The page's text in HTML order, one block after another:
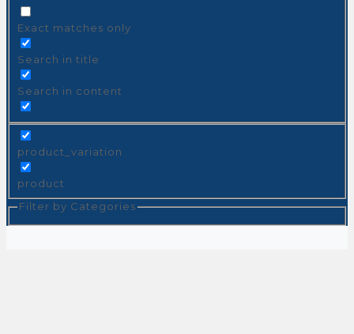
Exact matches only
Search in title
Search in content
product_variation
product
Filter by Categories